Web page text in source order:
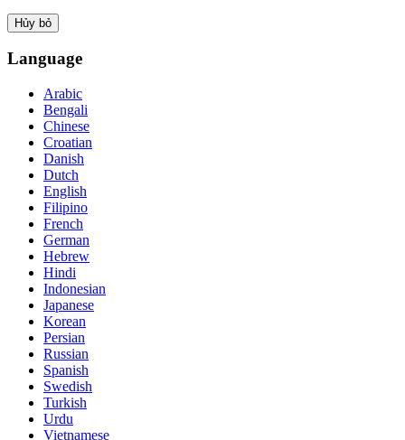
Hủy bỏ
Language
Arabic
Bengali
Chinese
Croatian
Danish
Dutch
English
Filipino
French
German
Hebrew
Hindi
Indonesian
Japanese
Korean
Persian
Russian
Spanish
Swedish
Turkish
Urdu
Vietnamese